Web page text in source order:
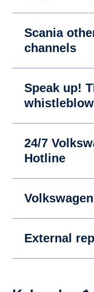
Scania
channels
Speak up!
24/7
Hotline
External